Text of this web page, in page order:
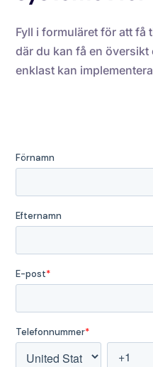
Fyll i formuläret för att få
där du kan få en
enklast kan